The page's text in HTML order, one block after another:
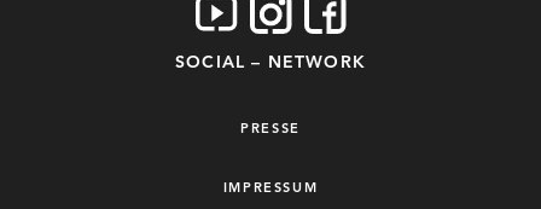
SOCIAL – NETWORK
PRESSE
IMPRESSUM